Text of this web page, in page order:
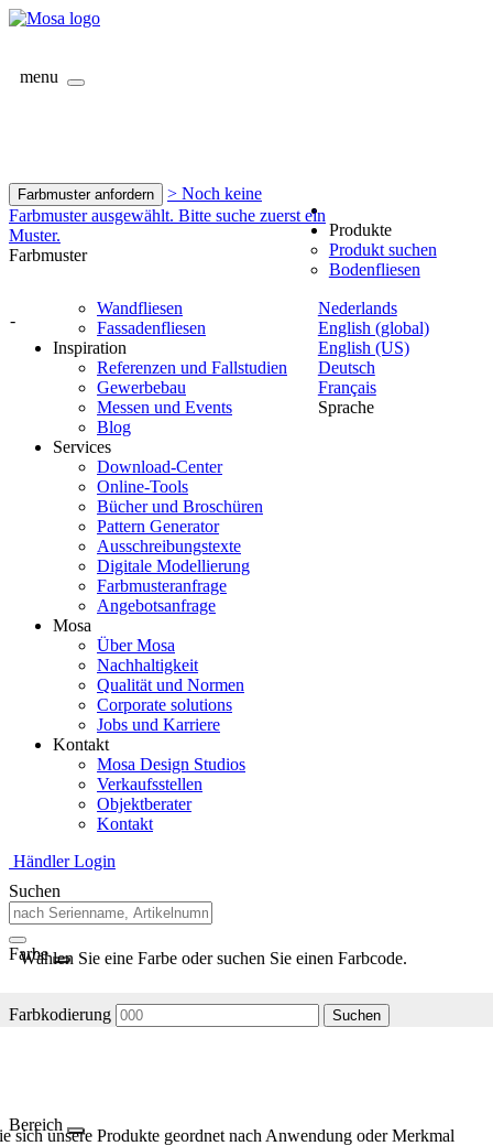
menu
Farbmuster anfordern
> Noch keine
Farbmuster ausgewählt. Bitte suche zuerst ein
Muster.
Farbmuster
-
Nederlands
English (global)
English (US)
Deutsch
Français
Sprache
Produkte
Produkt suchen
Bodenfliesen
Wandfliesen
Fassadenfliesen
Inspiration
Referenzen und Fallstudien
Gewerbebau
Messen und Events
Blog
Services
Download-Center
Online-Tools
Bücher und Broschüren
Pattern Generator
Ausschreibungstexte
Digitale Modellierung
Farbmusteranfrage
Angebotsanfrage
Mosa
Über Mosa
Nachhaltigkeit
Qualität und Normen
Corporate solutions
Jobs und Karriere
Kontakt
Mosa Design Studios
Verkaufsstellen
Objektberater
Kontakt
Händler Login
Suchen
Farbe
Wählen Sie eine Farbe oder suchen Sie einen Farbcode.
Farbkodierung Suchen
Bereich
sich unsere Produkte geordnet nach Anwendung oder Merkmal